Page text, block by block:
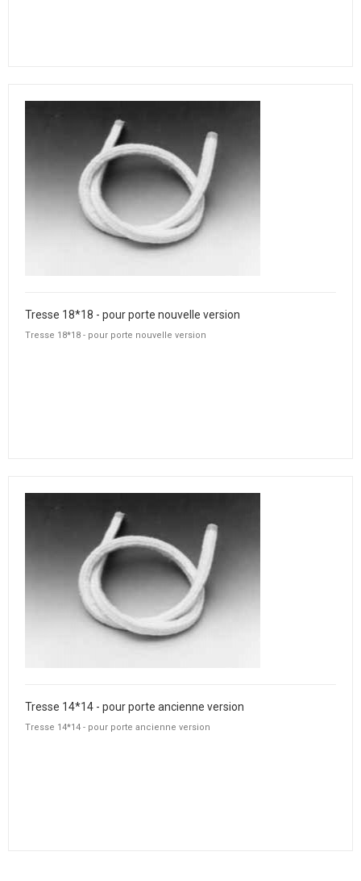
Tresse 18*18 - pour porte nouvelle version
Tresse 18*18 - pour porte nouvelle version
Tresse 14*14 - pour porte ancienne version
Tresse 14*14 - pour porte ancienne version